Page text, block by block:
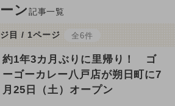
ン記事一覧
目 / 1ページ 全6件
約1年3カ月ぶりに里帰り！ ゴ
ーゴーカレー八戸店が朔日町に7
月25日（土）オープン